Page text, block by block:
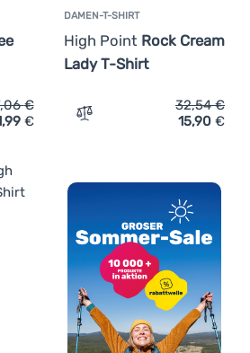
T-Shirt Dare 2b Serenity Tee'
€
€
DAMEN-T-SHIRT
High Point Rock Cream
Lady T-Shirt
Zum Vergleich 'Damen-
32,54€
15,90 €